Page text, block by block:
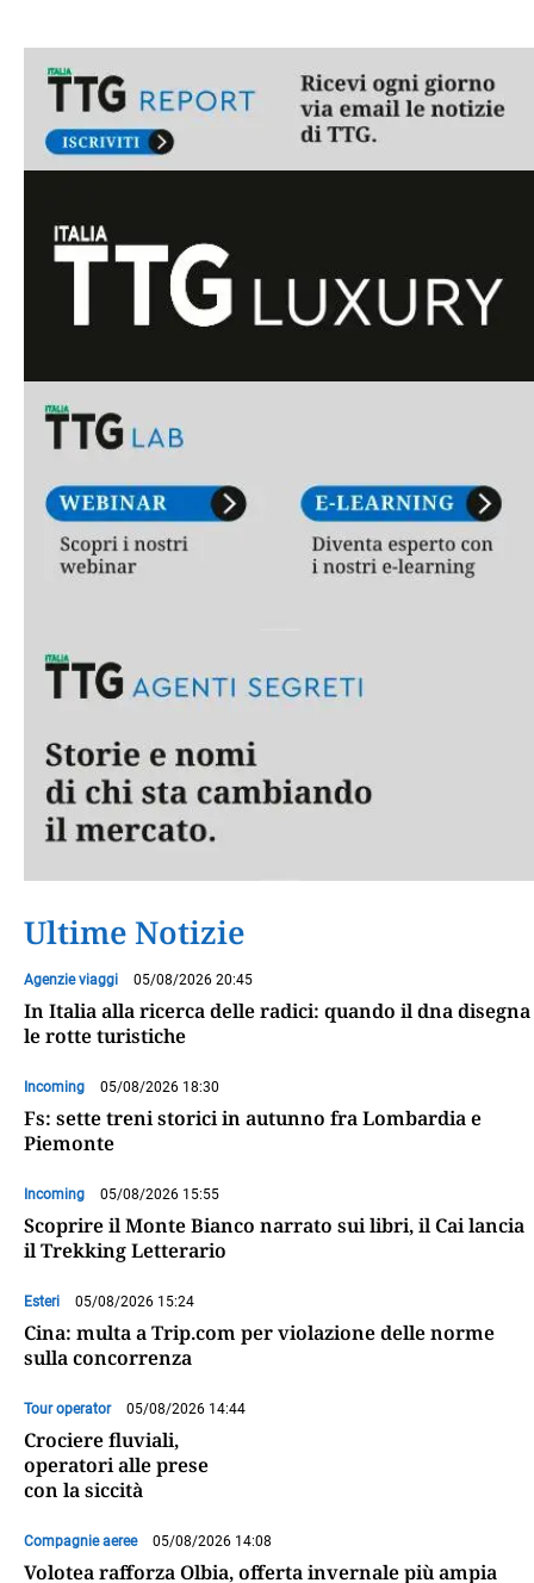
Ultime Notizie
Agenzie viaggi 05/08/2026 20:45
In Italia alla ricerca delle radici: quando il dna disegna
le rotte turistiche
Incoming 05/08/2026 18:30
Fs: sette treni storici in autunno fra Lombardia e
Piemonte
Incoming 05/08/2026 15:55
Scoprire il Monte Bianco narrato sui libri, il Cai lancia
il Trekking Letterario
Esteri 05/08/2026 15:24
Cina: multa a Trip.com per violazione delle norme
sulla concorrenza
Tour operator 05/08/2026 14:44
Crociere fluviali,
operatori alle prese
con la siccità
Compagnie aeree 05/08/2026 14:08
Volotea rafforza Olbia, offerta invernale più ampia